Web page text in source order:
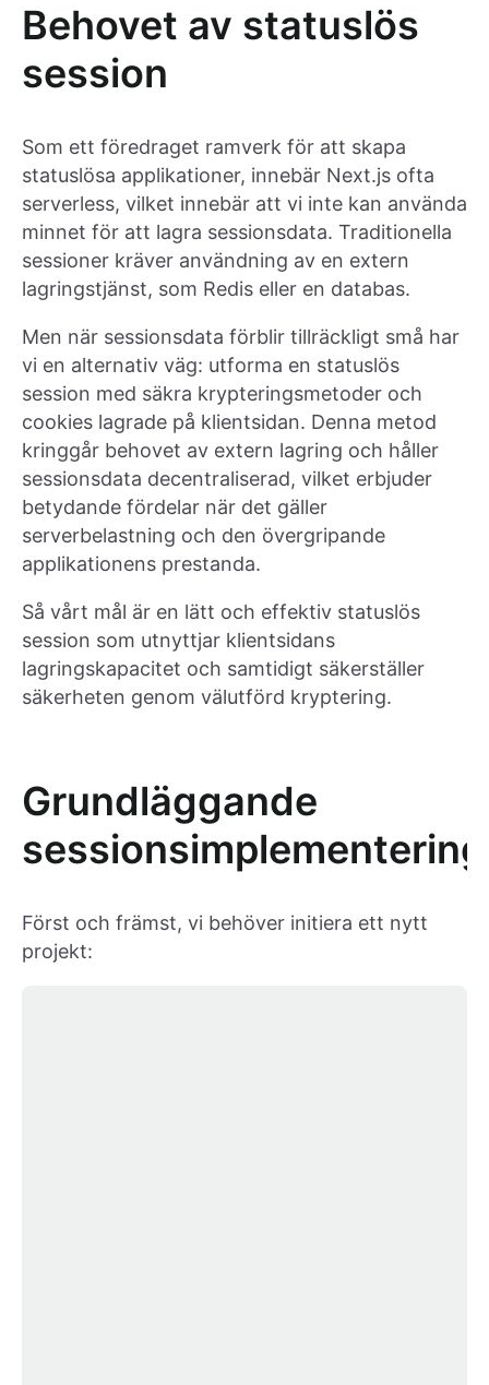
Behovet av statuslös
session
Som ett föredraget ramverk för att skapa
statuslösa applikationer, innebär Next.js ofta
serverless, vilket innebär att vi inte kan använda
minnet för att lagra sessionsdata. Traditionella
sessioner kräver användning av en extern
lagringstjänst, som Redis eller en databas.
Men när sessionsdata förblir tillräckligt små har
vi en alternativ väg: utforma en statuslös
session med säkra krypteringsmetoder och
cookies lagrade på klientsidan. Denna metod
kringgår behovet av extern lagring och håller
sessionsdata decentraliserad, vilket erbjuder
betydande fördelar när det gäller
serverbelastning och den övergripande
applikationens prestanda.
Så vårt mål är en lätt och effektiv statuslös
session som utnyttjar klientsidans
lagringskapacitet och samtidigt säkerställer
säkerheten genom välutförd kryptering.
Grundläggande
sessionsimplementering
Först och främst, vi behöver initiera ett nytt
projekt: